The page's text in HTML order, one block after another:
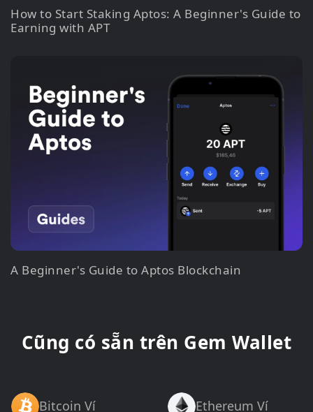
How to Start Staking Aptos: A Beginner's Guide to
Earning with APT
A Beginner's Guide to Aptos Blockchain
Cũng có sẵn trên Gem Wallet
Bitcoin Ví Ethereum Ví